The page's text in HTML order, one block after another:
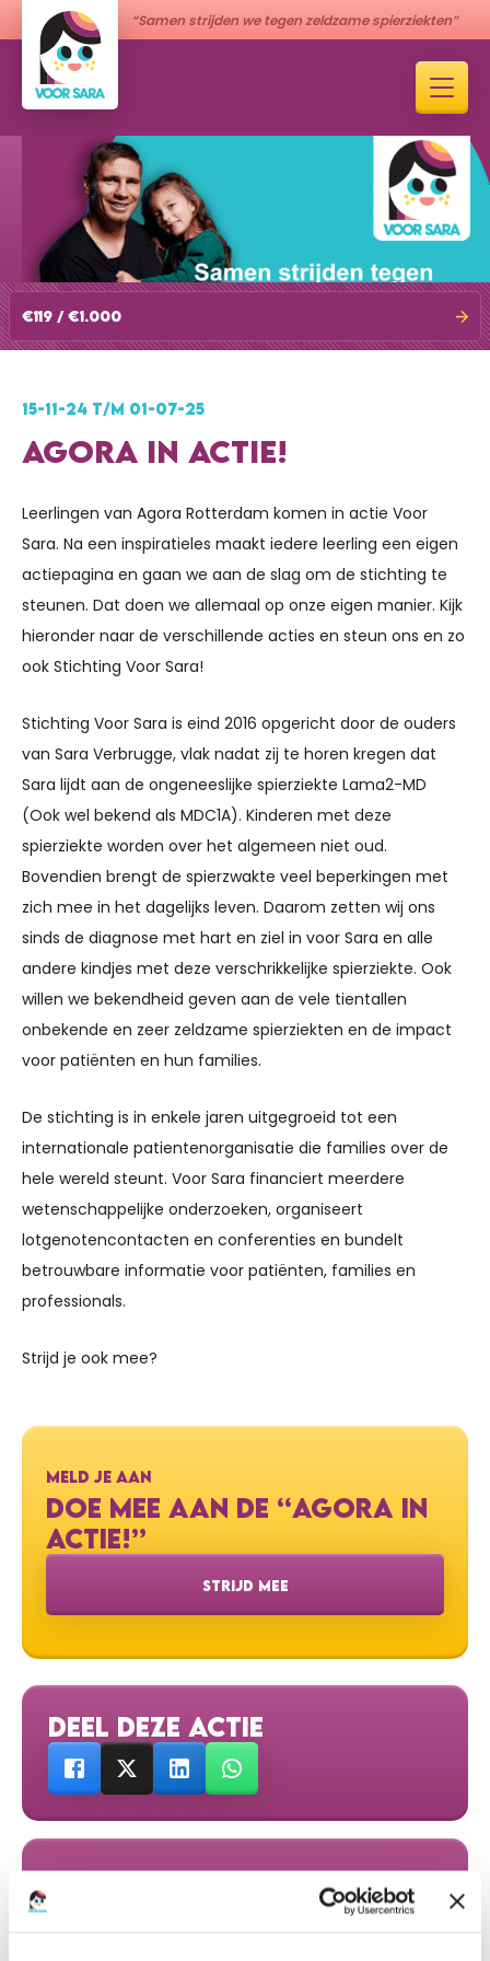
“Samen strijden we tegen zeldzame spierziekten”
€119 / €1.000
15-11-24 T/M 01-07-25
AGORA IN ACTIE!
Leerlingen van Agora Rotterdam komen in actie Voor
Sara. Na een inspiratieles maakt iedere leerling een eigen
actiepagina en gaan we aan de slag om de stichting te
steunen. Dat doen we allemaal op onze eigen manier. Kijk
hieronder naar de verschillende acties en steun ons en zo
ook Stichting Voor Sara!
Stichting Voor Sara is eind 2016 opgericht door de ouders
van Sara Verbrugge, vlak nadat zij te horen kregen dat
Sara lijdt aan de ongeneeslijke spierziekte Lama2-MD
(Ook wel bekend als MDC1A). Kinderen met deze
spierziekte worden over het algemeen niet oud.
Bovendien brengt de spierzwakte veel beperkingen met
zich mee in het dagelijks leven. Daarom zetten wij ons
sinds de diagnose met hart en ziel in voor Sara en alle
andere kindjes met deze verschrikkelijke spierziekte. Ook
willen we bekendheid geven aan de vele tientallen
onbekende en zeer zeldzame spierziekten en de impact
voor patiënten en hun families.
De stichting is in enkele jaren uitgegroeid tot een
internationale patientenorganisatie die families over de
hele wereld steunt. Voor Sara financiert meerdere
wetenschappelijke onderzoeken, organiseert
lotgenotencontacten en conferenties en bundelt
betrouwbare informatie voor patiënten, families en
professionals.
Strijd je ook mee?
MELD JE AAN
DOE MEE AAN DE “AGORA IN
ACTIE!”
STRIJD MEE
DEEL DEZE ACTIE
DONEER EN MAAK HET VERSCHIL!